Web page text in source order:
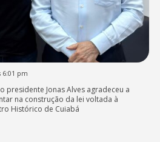
6:01 pm
presidente Jonas Alves agradeceu a
na construção da lei voltada à
Histórico de Cuiabá